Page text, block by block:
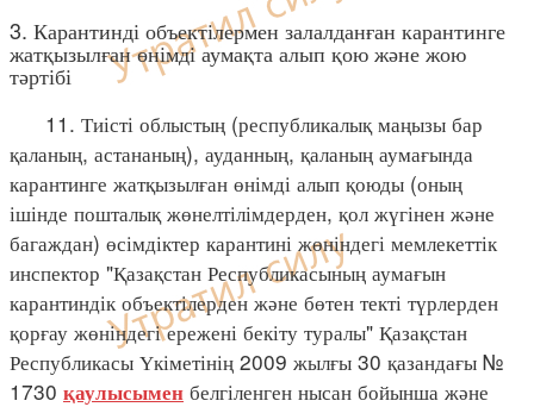
3. Карантинді объектілермен залалданған карантинге
жатқызылған өнімді аумақта алып қою және жою
тәртібі
11. Тиісті облыстың (республикалық маңызы бар
қаланың, астананың), ауданның, қаланың аумағында
карантинге жатқызылған өнімді алып қоюды (оның
ішінде пошталық жөнелтілімдерден, қол жүгінен және
багаждан) өсімдіктер карантині жөніндегі мемлекеттік
инспектор "Қазақстан Республикасының аумағын
карантиндік объектілерден және бөтен текті түрлерден
қорғау жөніндегі ережені бекіту туралы" Қазақстан
Республикасы Үкіметінің 2009 жылғы 30 қазандағы №
1730 қаулысымен белгіленген нысан бойынша және